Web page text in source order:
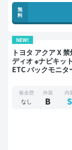
無
料
NEW!
トヨタ アクア X 禁煙車 整備記録簿あり ディスプレイオー
ディオ ※ナビキッ
ETC バックモニ
板金歴
なし
外装
B
内
S